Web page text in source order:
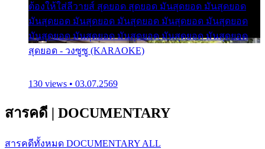
ต้องให้ใส่ลีวายส์ สุดยอด สุดยอด มันสุดยอด มันสุดยอด
มันสุดยอด มันสุดยอด มันสุดยอด มันสุดยอด มันสุดยอด
มันสุดยอด มันสุดยอด มันสุดยอด มันสุดยอด มันสุดยอด
สุดยอด - วงซูซู (KARAOKE)
130 views • 03.07.2569
สารคดี | DOCUMENTARY
สารคดีทั้งหมด DOCUMENTARY ALL